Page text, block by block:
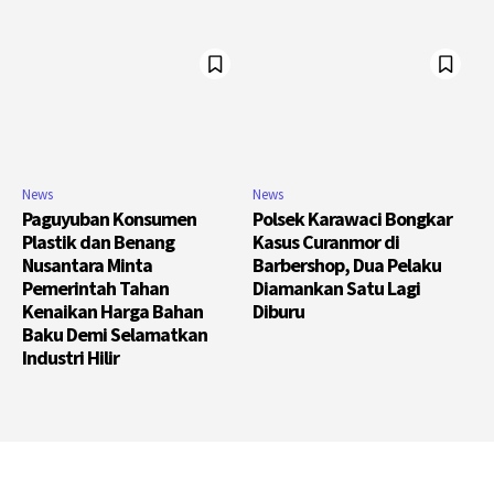
News
Paguyuban Konsumen
Plastik dan Benang
Nusantara Minta
Pemerintah Tahan
Kenaikan Harga Bahan
Baku Demi Selamatkan
Industri Hilir
News
Polsek Karawaci Bongkar
Kasus Curanmor di
Barbershop, Dua Pelaku
Diamankan Satu Lagi
Diburu